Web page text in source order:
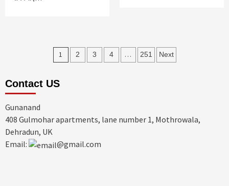
Posts
1 2 3 4 … 251 Next
Contact US
Gunanand
408 Gulmohar apartments, lane number 1, Mothrowala,
Dehradun, UK
Email:
@gmail.com